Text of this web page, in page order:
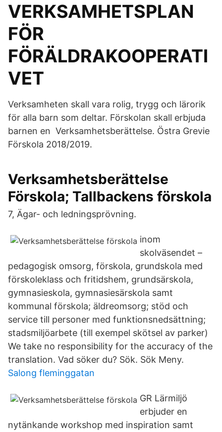
VERKSAMHETSPLAN
FÖR
FÖRÄLDRAKOOPERATI
VET
Verksamheten skall vara rolig, trygg och lärorik
för alla barn som deltar. Förskolan skall erbjuda
barnen en Verksamhetsberättelse. Östra Grevie
Förskola 2018/2019.
Verksamhetsberättelse
Förskola; Tallbackens förskola
7, Ägar- och ledningsprövning.
inom
skolväsendet –
pedagogisk omsorg, förskola, grundskola med
förskoleklass och fritidshem, grundsärskola,
gymnasieskola, gymnasiesärskola samt
kommunal förskola; äldreomsorg; stöd och
service till personer med funktionsnedsättning;
stadsmiljöarbete (till exempel skötsel av parker)
We take no responsibility for the accuracy of the
translation. Vad söker du? Sök. Sök Meny.
Salong fleminggatan
GR Lärmiljö
erbjuder en
nytänkande workshop med inspiration samt